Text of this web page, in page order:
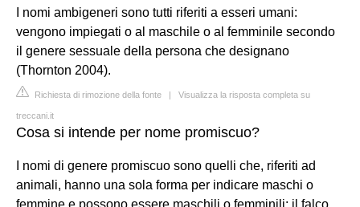
I nomi ambigeneri sono tutti riferiti a esseri umani:
vengono impiegati o al maschile o al femminile secondo
il genere sessuale della persona che designano
(Thornton 2004).
Richiesta di rimozione della fonte | Visualizza la risposta completa su
treccani.it
Cosa si intende per nome promiscuo?
I nomi di genere promiscuo sono quelli che, riferiti ad
animali, hanno una sola forma per indicare maschi o
femmine e possono essere maschili o femminili: il falco,